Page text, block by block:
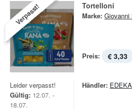
Verpasst! Tortelloni
Marke: Giovanni
Preis: € 3,33
Leider verpasst!
Gültig: 12.07. -
18.07.
Händler: EDEKA